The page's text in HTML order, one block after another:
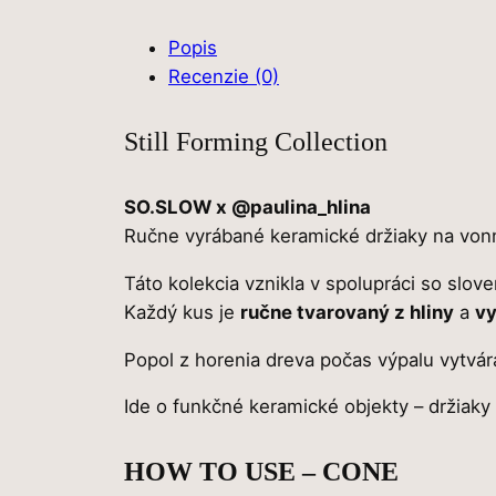
Popis
Recenzie (0)
Still Forming Collection
SO.SLOW x @paulina_hlina
Ručne vyrábané keramické držiaky na
Táto kolekcia vznikla v spolupráci so
Každý kus je ručne tvarovaný z hliny a
Popol z horenia dreva počas výpalu
Ide o funkčné keramické objekty –
HOW TO USE – CONE